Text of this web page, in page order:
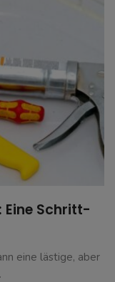
Eine Schritt-
eine lästige, aber